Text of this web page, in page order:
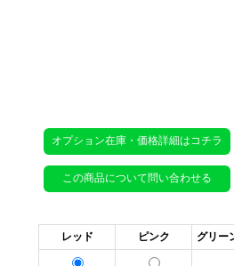
オプション在庫・価格詳細はコチラ
この商品について問い合わせる
レッド ピンク グリー